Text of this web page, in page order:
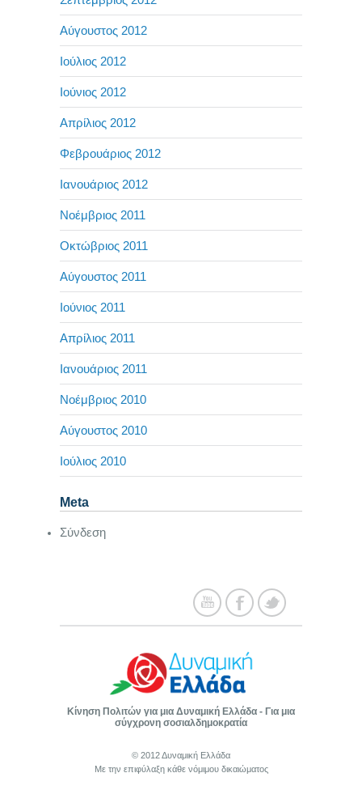
Αύγουστος 2012
Ιούλιος 2012
Ιούνιος 2012
Απρίλιος 2012
Φεβρουάριος 2012
Ιανουάριος 2012
Νοέμβριος 2011
Οκτώβριος 2011
Αύγουστος 2011
Ιούνιος 2011
Απρίλιος 2011
Ιανουάριος 2011
Νοέμβριος 2010
Αύγουστος 2010
Ιούλιος 2010
Meta
Σύνδεση
Κίνηση Πολιτών για μια Δυναμική Ελλάδα - Για μια
σύγχρονη σοσιαλδημοκρατία
© 2012 Δυναμική Ελλάδα
Με την επιφύλαξη κάθε νόμιμου δικαιώματος